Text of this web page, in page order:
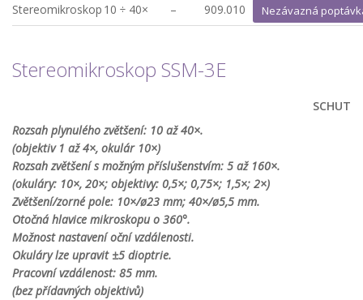
Stereomikroskop 10 ÷ 40× – 909.010 Nezávazná
Stereomikroskop SSM-3E
SCHUT
Rozsah plynulého zvětšení: 10 až 40×.
(objektiv 1 až 4×, okulár 10×)
Rozsah zvětšení s možným příslušenstvím: 5 až 160×.
(okuláry: 10×, 20×; objektivy: 0,5×; 0,75×; 1,5×; 2×)
Zvětšení/zorné pole: 10×/ø23 mm; 40×/ø5,5 mm.
Otočná hlavice mikroskopu o 360°.
Možnost nastavení oční vzdálenosti.
Okuláry lze upravit ±5 dioptrie.
Pracovní vzdálenost: 85 mm.
(bez přídavných objektivů)